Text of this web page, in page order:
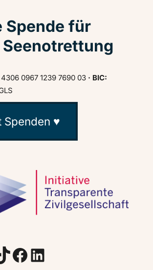
Spende für
4306 0967 1239 7690 03 · BIC:
Spenden ♥
Facebook LinkedIn